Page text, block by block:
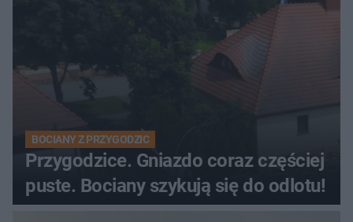
BOCIANY Z PRZYGODZIC
Przygodzice. Gniazdo coraz częściej
puste. Bociany szykują się do odlotu!